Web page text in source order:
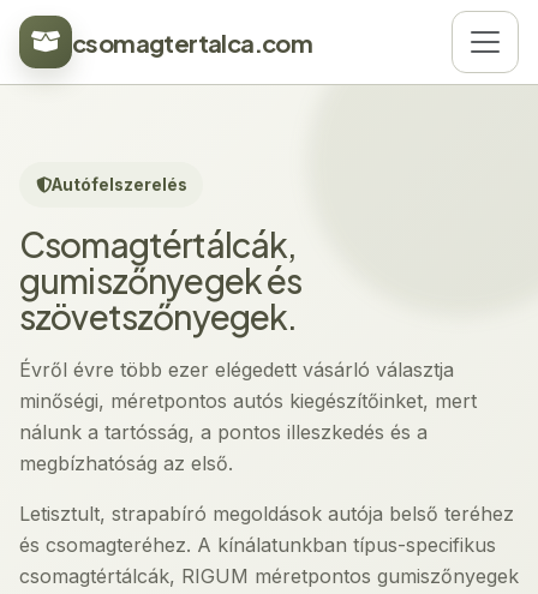
csomagtertalca.com
Autófelszerelés
Csomagtértálcák,
gumiszőnyegek és
szövetszőnyegek.
Évről évre több ezer elégedett vásárló választja
minőségi, méretpontos autós kiegészítőinket, mert
nálunk a tartósság, a pontos illeszkedés és a
megbízhatóság az első.
Letisztult, strapabíró megoldások autója belső teréhez
és csomagteréhez. A kínálatunkban típus-specifikus
csomagtértálcák, RIGUM méretpontos gumiszőnyegek